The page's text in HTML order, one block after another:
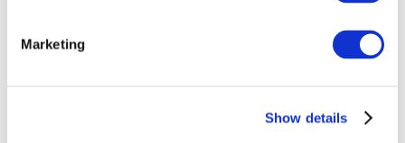
Marketing
Show details